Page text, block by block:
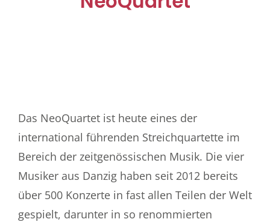
Das NeoQuartet ist heute eines der
international führenden Streichquartette im
Bereich der zeitgenössischen Musik. Die vier
Musiker aus Danzig haben seit 2012 bereits
über 500 Konzerte in fast allen Teilen der Welt
gespielt, darunter in so renommierten